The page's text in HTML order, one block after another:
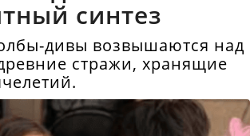
синтез
дивы возвышаются над
стражи, хранящие